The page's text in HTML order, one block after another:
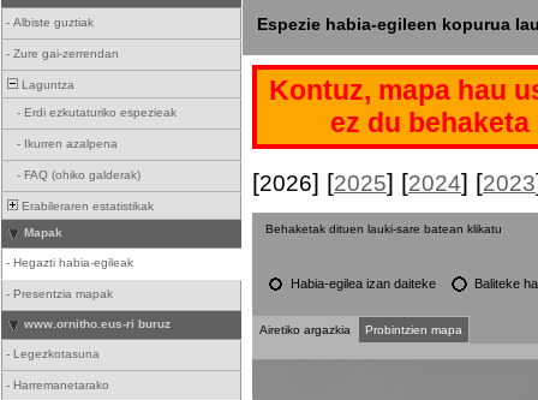
- Albiste guztiak
- Zure gai-zerrendan
Laguntza
- Erdi ezkutaturiko espezieak
- Ikurren azalpena
- FAQ (ohiko galderak)
Erabileraren estatistikak
Mapak
- Hegazti habia-egileak
- Presentzia mapak
www.ornitho.eus-ri buruz
- Legezkotasuna
- Harremanetarako
Espezie habia-egileen kopurua
Kontuz, mapa hau
ez du
[2026] [2025] [2024] [2023
Behaketak dituen lauki-sare batean klikatu
Habia-egilea izan daiteke Baliteke
Airetiko argazkia Probintzien mapa